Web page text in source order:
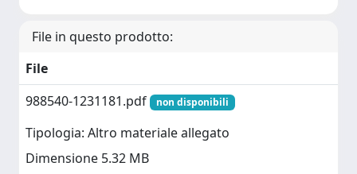
File in questo prodotto:
File
988540-1231181.pdf
non disponibili
Tipologia: Altro materiale allegato
Dimensione 5.32 MB